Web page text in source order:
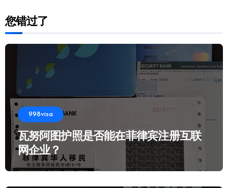
您错过了
998visa
瓦努阿图护照是否能在菲律宾注册互联
网企业？